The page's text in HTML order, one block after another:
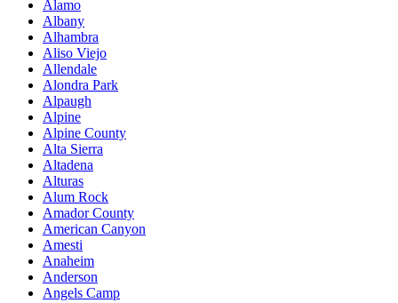
Alamo
Albany
Alhambra
Aliso Viejo
Allendale
Alondra Park
Alpaugh
Alpine
Alpine County
Alta Sierra
Altadena
Alturas
Alum Rock
Amador County
American Canyon
Amesti
Anaheim
Anderson
Angels Camp